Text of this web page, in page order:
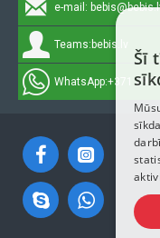
e-mail:
Teams: bebis.lv
WhatsApp:+371
Šī